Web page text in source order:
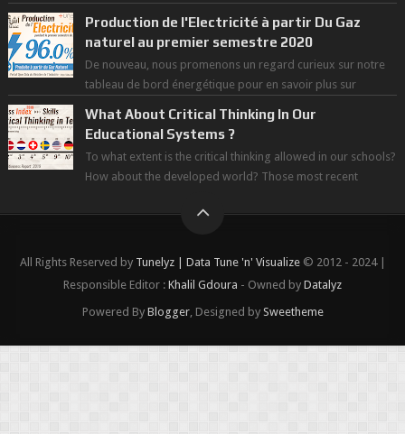
Production de l'Electricité à partir Du Gaz
naturel au premier semestre 2020
De nouveau, nous promenons un regard curieux sur notre
tableau de bord énergétique pour en savoir plus sur
What About Critical Thinking In Our
Educational Systems ?
To what extent is the critical thinking allowed in our schools?
How about the developed world? Those most recent
All Rights Reserved by Tunelyz | Data Tune 'n' Visualize© 2012 - 2024 |
Responsible Editor : Khalil Gdoura - Owned by Datalyz
Powered By Blogger, Designed by Sweetheme